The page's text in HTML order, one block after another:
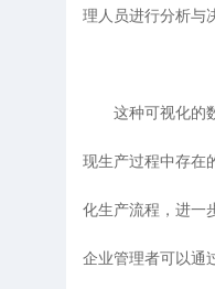
理人员进行分析与
这种可视化的
现生产过程中存在
化生产流程，进一
企业管理者可以通